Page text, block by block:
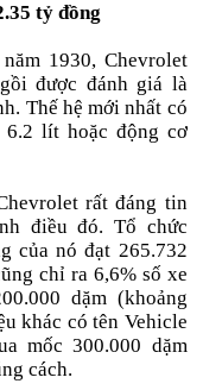
tỷ đồng
1930, Chevrolet
được đánh giá là
Thế hệ mới nhất có
lít hoặc động cơ
rất đáng tin
điều đó. Tổ chức
của nó đạt 265.732
chỉ ra 6,6% số xe
dặm (khoảng
khác có tên Vehicle
mốc 300.000 dặm
cách.